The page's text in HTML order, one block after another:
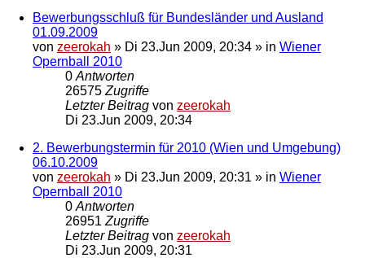
Bewerbungsschluß für Bundesländer und Ausland
01.09.2009
von zeerokah » Di 23.Jun 2009, 20:34 » in Wiener
Opernball 2010
0 Antworten
26575 Zugriffe
Letzter Beitrag von zeerokah
Di 23.Jun 2009, 20:34
2. Bewerbungstermin für 2010 (Wien und Umgebung)
06.10.2009
von zeerokah » Di 23.Jun 2009, 20:31 » in Wiener
Opernball 2010
0 Antworten
26951 Zugriffe
Letzter Beitrag von zeerokah
Di 23.Jun 2009, 20:31